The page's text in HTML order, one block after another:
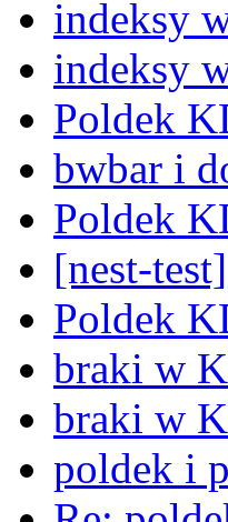
indeksy
indeksy
Poldek
bwbar i
Poldek
[nest-
Poldek
braki w
braki w
poldek i